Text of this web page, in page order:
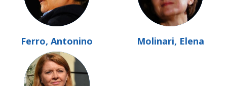
Ferro, Antonino Molinari, Elena